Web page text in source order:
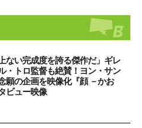
ない完成度を誇る傑作だ」ギレ
・トロ監督も絶賛！ヨン・サン
願の企画を映像化『顔 －かお
ビュー映像